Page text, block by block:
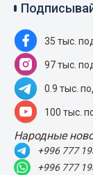
35 тыс.
97 тыс.
0.9 тыс.
100 тыс.
Народные
+996 777
+996 777